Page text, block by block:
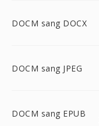
DOCM sang DOCX
DOCM sang JPEG
DOCM sang EPUB